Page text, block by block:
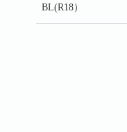
BL(R18）